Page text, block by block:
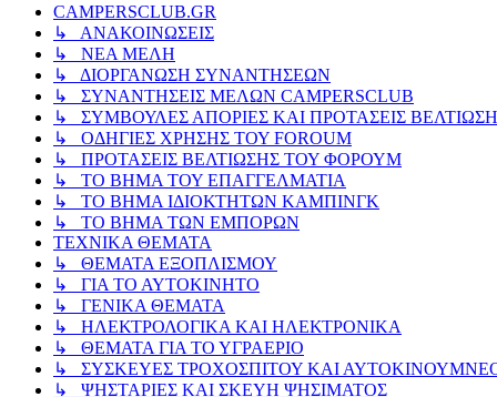
CAMPERSCLUB.GR
↳ ΑΝΑΚΟΙΝΩΣΕΙΣ
↳ ΝΕΑ ΜΕΛΗ
↳ ΔΙΟΡΓΑΝΩΣΗ ΣΥΝΑΝΤΗΣΕΩΝ
↳ ΣΥΝΑΝΤΗΣΕΙΣ ΜΕΛΩΝ CAMPERSCLUB
↳ ΣΥΜΒΟΥΛΕΣ ΑΠΟΡΙΕΣ ΚΑΙ ΠΡΟΤΑΣΕΙΣ
↳ ΟΔΗΓΙΕΣ ΧΡΗΣΗΣ ΤΟΥ FOROUM
↳ ΠΡΟΤΑΣΕΙΣ ΒΕΛΤΙΩΣΗΣ ΤΟΥ ΦΟΡΟΥΜ
↳ ΤΟ ΒΗΜΑ ΤΟΥ ΕΠΑΓΓΕΛΜΑΤΙΑ
↳ ΤΟ ΒΗΜΑ ΙΔΙΟΚΤΗΤΩΝ ΚΑΜΠΙΝΓΚ
↳ ΤΟ ΒΗΜΑ ΤΩΝ ΕΜΠΟΡΩΝ
ΤΕΧΝΙΚΑ ΘΕΜΑΤΑ
↳ ΘΕΜΑΤΑ ΕΞΟΠΛΙΣΜΟΥ
↳ ΓΙΑ ΤΟ ΑΥΤΟΚΙΝΗΤΟ
↳ ΓΕΝΙΚΑ ΘΕΜΑΤΑ
↳ ΗΛΕΚΤΡΟΛΟΓΙΚΑ ΚΑΙ ΗΛΕΚΤΡΟΝΙΚΑ
↳ ΘΕΜΑΤΑ ΓΙΑ ΤΟ ΥΓΡΑΕΡΙΟ
↳ ΣΥΣΚΕΥΕΣ ΤΡΟΧΟΣΠΙΤΟΥ ΚΑΙ
↳ ΨΗΣΤΑΡΙΕΣ ΚΑΙ ΣΚΕΥΗ ΨΗΣΙΜΑΤΟΣ